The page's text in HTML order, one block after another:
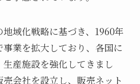
域化戦略に基づき、1960年
業を拡大しており、各国に
産施設を強化してきまし
会社を設立し、販売ネット